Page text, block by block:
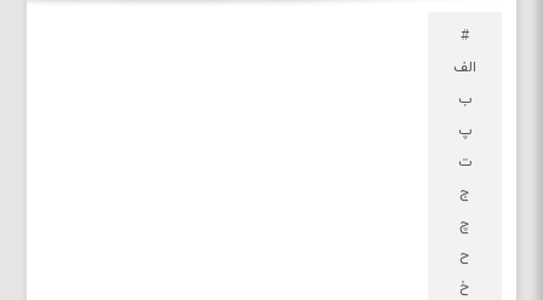
#
الف
ب
پ
ت
ج
چ
ح
خ